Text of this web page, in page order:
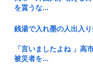
取り残さ...
オンワードHDが従業員
震被災...
を貰うな...
銭湯で入れ墨の人出入
「言いましたよね 」高
被災者を...